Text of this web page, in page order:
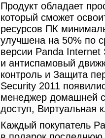
Продукт обладает
который сможет
ресурсов ПК
улучшена на 50% по
версии Panda
и антиспамовый
контроль и Защита
Security 2011
менеджер домашней
доступ, Виртуальная
Каждый покупатель